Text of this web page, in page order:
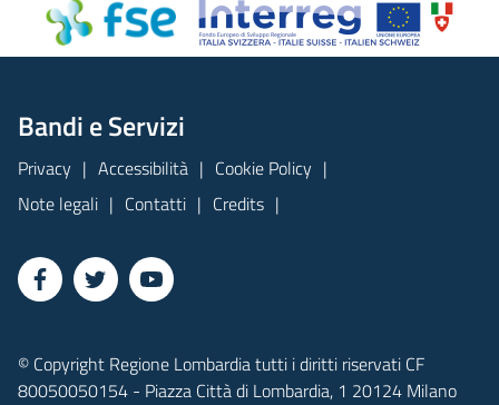
Bandi e Servizi
Privacy Accessibilità
Cookie Policy
Note legali
Contatti Credits
© Copyright Regione Lombardia tutti i diritti riservati CF
80050050154 - Piazza Città di Lombardia, 1 20124 Milano